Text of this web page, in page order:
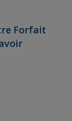
Forfait